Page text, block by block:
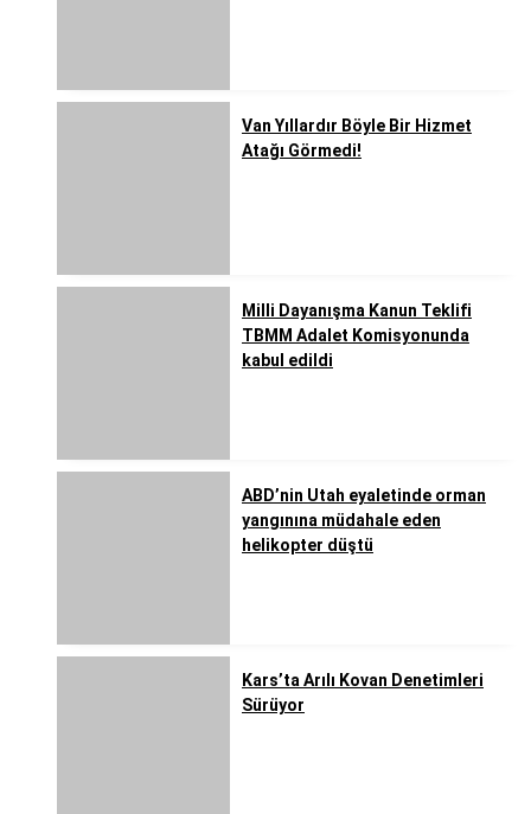
Van Yıllardır Böyle Bir Hizmet
Atağı Görmedi!
Milli Dayanışma Kanun Teklifi
TBMM Adalet Komisyonunda
kabul edildi
ABD’nin Utah eyaletinde orman
yangınına müdahale eden
helikopter düştü
Kars’ta Arılı Kovan Denetimleri
Sürüyor